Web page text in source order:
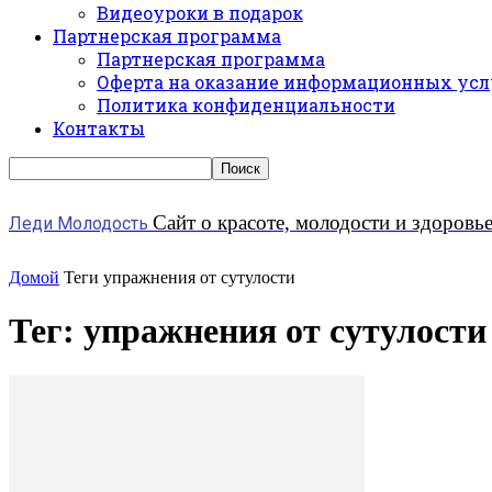
Видеоуроки в подарок
Партнерская программа
Партнерская программа
Оферта на оказание информационных
Политика конфиденциальности
Контакты
Леди Молодость Сайт о красоте, молодости и здоровье
Домой Теги упражнения от сутулости
Тег: упражнения от сутулости